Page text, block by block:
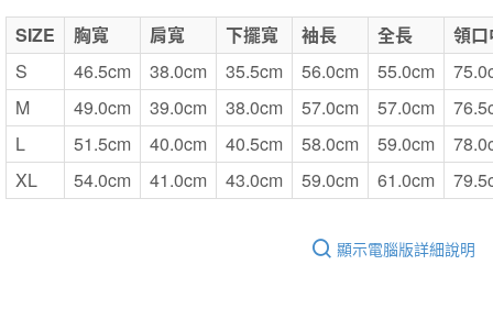
宅配
每筆NT$150，滿NT$2,000(含以上)免運費
無印良品門市自取
免運費
SIZE 胸寬 肩寬 下擺寬 袖長 全長
領
S
46.5cm 38.0cm 35.5cm 56.0cm 55.0cm
M
49.0cm 39.0cm 38.0cm 57.0cm 57.0cm
L
51.5cm 40.0cm 40.5cm 58.0cm 59.0cm
XL
54.0cm 41.0cm 43.0cm 59.0cm 61.0cm
顯示電腦版詳細說明